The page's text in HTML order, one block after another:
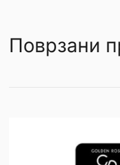
Поврзани